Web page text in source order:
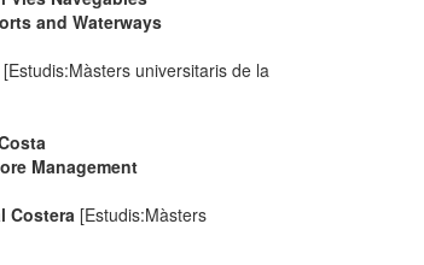
and Waterways
[Estudis:Màsters universitaris de la
Management
Costera [Estudis:Màsters